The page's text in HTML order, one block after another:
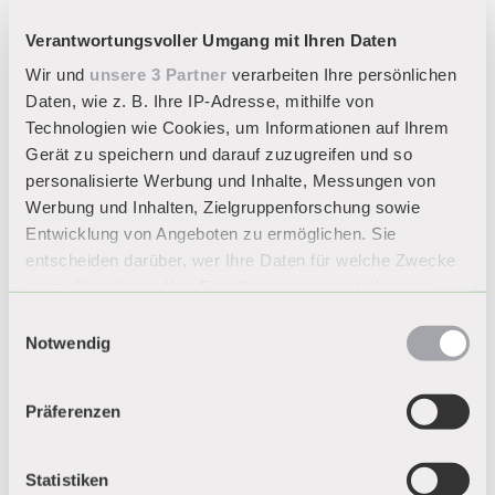
Verantwortungsvoller Umgang mit Ihren Daten
Wir und unsere 3 Partner verarbeiten Ihre persönlichen
Daten, wie z. B. Ihre IP-Adresse, mithilfe von
Technologien wie Cookies, um Informationen auf Ihrem
Gerät zu speichern und darauf zuzugreifen und so
personalisierte Werbung und Inhalte, Messungen von
Werbung und Inhalten, Zielgruppenforschung sowie
Entwicklung von Angeboten zu ermöglichen. Sie
entscheiden darüber, wer Ihre Daten für welche Zwecke
Trigger Symbol ändern oder widerrufen
Informationen über Ihre geografische Lage
können
Notwendig
Präferenzen
Statistiken
CITY-Fahrradständer HYBRID